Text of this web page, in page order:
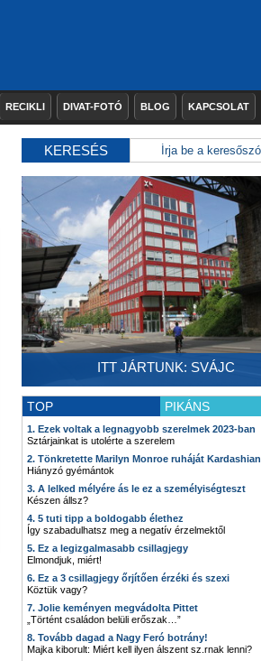
RECIKLI DIVAT-FOTÓ BLOG KAPCSOLAT
KERESÉS
ITT JÁRTUNK: SVÁJC
TOP PIKÁNS
1. Ezek voltak a legnagyobb szerelmek 2023-ban
Sztárjainkat is utolérte a szerelem
2. Tönkretette Marilyn Monroe ruháját Kardashian
Hiányzó gyémántok
3. A lelked mélyére ás le ez a személyiségteszt
Készen állsz?
4. 5 tuti tipp a boldogabb élethez
Így szabadulhatsz meg a negatív érzelmektől
5. Ez a legizgalmasabb csillagjegy
Elmondjuk, miért!
6. Ez a 3 csillagjegy őrjítően érzéki és szexi
Köztük vagy?
7. Jolie keményen megvádolta Pittet
„Történt családon belüli erőszak…”
8. Tovább dagad a Nagy Feró botrány!
Majka kiborult: Miért kell ilyen álszent sz.rnak lenni?